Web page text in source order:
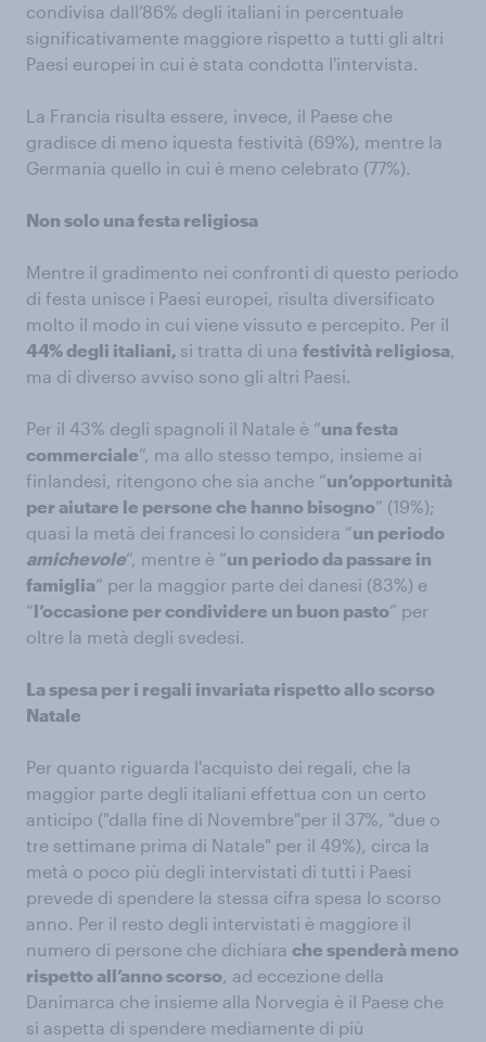
condivisa dall’86% degli italiani in percentuale
significativamente maggiore rispetto a tutti gli altri
Paesi europei in cui è stata condotta l'intervista.
La Francia risulta essere, invece, il Paese che
gradisce di meno iquesta festività (69%), mentre la
Germania quello in cui è meno celebrato (77%).
Non solo una festa religiosa
Mentre il gradimento nei confronti di questo periodo
di festa unisce i Paesi europei, risulta diversificato
molto il modo in cui viene vissuto e percepito. Per il
44% degli italiani, si tratta di una festività religiosa,
ma di diverso avviso sono gli altri Paesi.
Per il 43% degli spagnoli il Natale è “una festa
commerciale”, ma allo stesso tempo, insieme ai
finlandesi, ritengono che sia anche “un’opportunità
per aiutare le persone che hanno bisogno” (19%);
quasi la metà dei francesi lo considera “un periodo
amichevole”, mentre è “un periodo da passare in
famiglia” per la maggior parte dei danesi (83%) e
“l’occasione per condividere un buon pasto” per
oltre la metà degli svedesi.
La spesa per i regali invariata rispetto allo scorso
Natale
Per quanto riguarda l'acquisto dei regali, che la
maggior parte degli italiani effettua con un certo
anticipo ("dalla fine di Novembre"per il 37%, "due o
tre settimane prima di Natale" per il 49%), circa la
metà o poco più degli intervistati di tutti i Paesi
prevede di spendere la stessa cifra spesa lo scorso
anno. Per il resto degli intervistati è maggiore il
numero di persone che dichiara che spenderà meno
rispetto all’anno scorso, ad eccezione della
Danimarca che insieme alla Norvegia è il Paese che
si aspetta di spendere mediamente di più